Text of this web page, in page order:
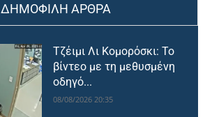
ΔΗΜΟΦΙΛΗ ΑΡΘΡΑ
Τζέιμι Λι Κομορόσκι: Το
βίντεο με τη μεθυσμένη
οδηγό...
08/08/2026 20:35